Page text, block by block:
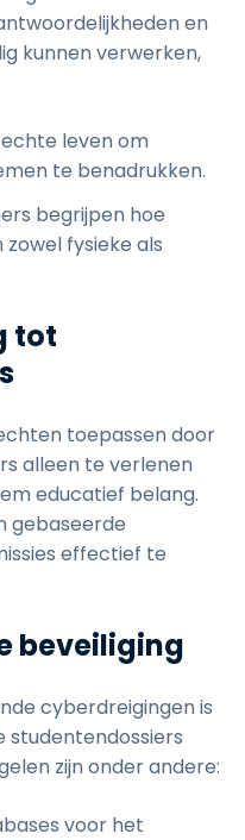
en
kunnen verwerken,
leven om
te benadrukken.
begrijpen hoe
zowel fysieke als
tot
toepassen door
alleen te verlenen
educatief belang.
gebaseerde
effectief te
beveiliging
cyberdreigingen is
studentendossiers
zijn onder andere:
voor het